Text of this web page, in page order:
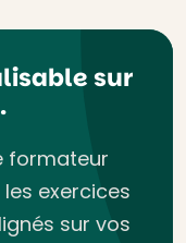
sur
formateur
exercices
sur vos